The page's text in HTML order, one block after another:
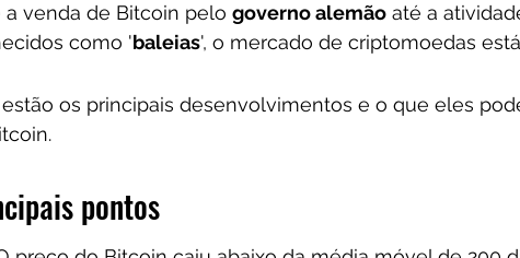
a venda de Bitcoin pelo governo alemão até a
como 'baleias', o mercado de criptomoedas
os principais desenvolvimentos e o que eles
pontos